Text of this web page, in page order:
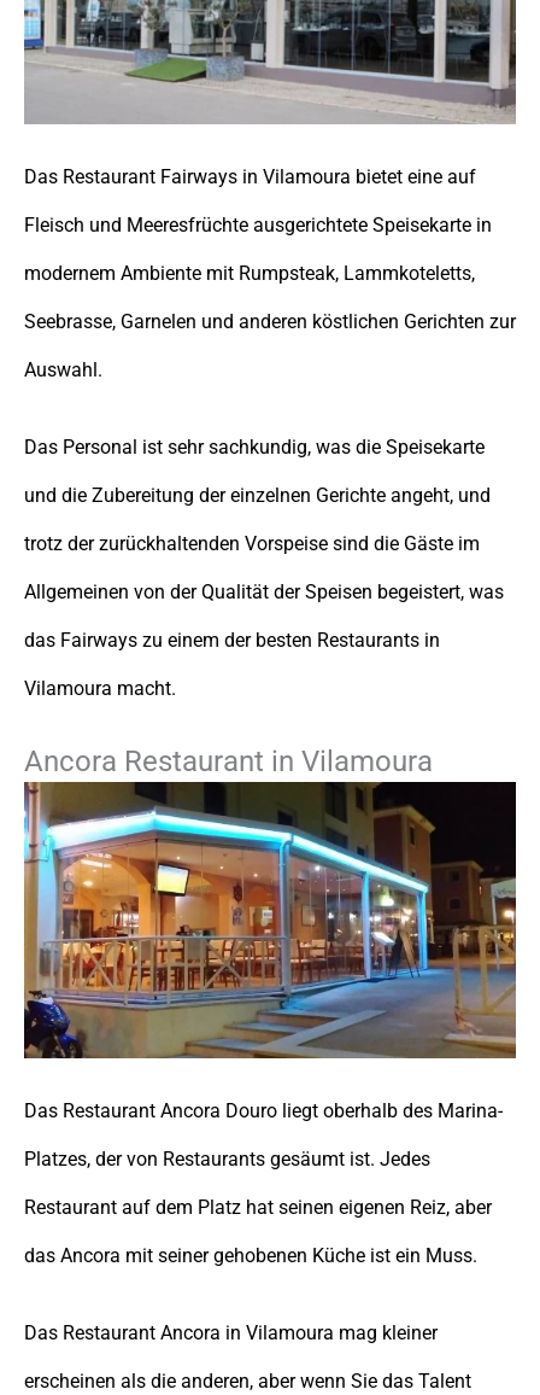
Das Restaurant Fairways in Vilamoura bietet eine auf
Fleisch und Meeresfrüchte ausgerichtete Speisekarte in
modernem Ambiente mit Rumpsteak, Lammkoteletts,
Seebrasse, Garnelen und anderen köstlichen Gerichten zur
Auswahl.
Das Personal ist sehr sachkundig, was die Speisekarte
und die Zubereitung der einzelnen Gerichte angeht, und
trotz der zurückhaltenden Vorspeise sind die Gäste im
Allgemeinen von der Qualität der Speisen begeistert, was
das Fairways zu einem der besten Restaurants in
Vilamoura macht.
Ancora Restaurant in Vilamoura
Das Restaurant Ancora Douro liegt oberhalb des Marina-
Platzes, der von Restaurants gesäumt ist. Jedes
Restaurant auf dem Platz hat seinen eigenen Reiz, aber
das Ancora mit seiner gehobenen Küche ist ein Muss.
Das Restaurant Ancora in Vilamoura mag kleiner
erscheinen als die anderen, aber wenn Sie das Talent